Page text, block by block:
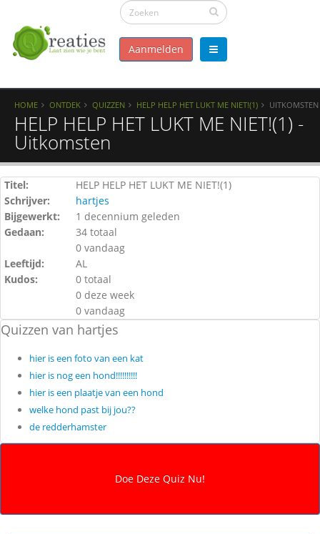
Aanmelden
HOME ONTDEK QUIZZEN HELP HELP HET LUKT ME NIET!(1) UITKOMSTEN
HELP HELP HET LUKT ME NIET!(1) -
Uitkomsten
Titel:
HELP HELP HET LUKT ME NIET!(1)
Schrijver:
hartjes
Bijgewerkt:
1 decennium geleden
Gedaan:
34 totaal
0 vandaag
Leeftijd:
AL
Kudos:
0 totaal
0 deze week
0 vandaag
Quizzen van hartjes
hier is een foto van een kat
hier is nog een hond!!!!!!!!!!
hier is een plaatje van een hond
welke hond past bij jou??
de redderhamster